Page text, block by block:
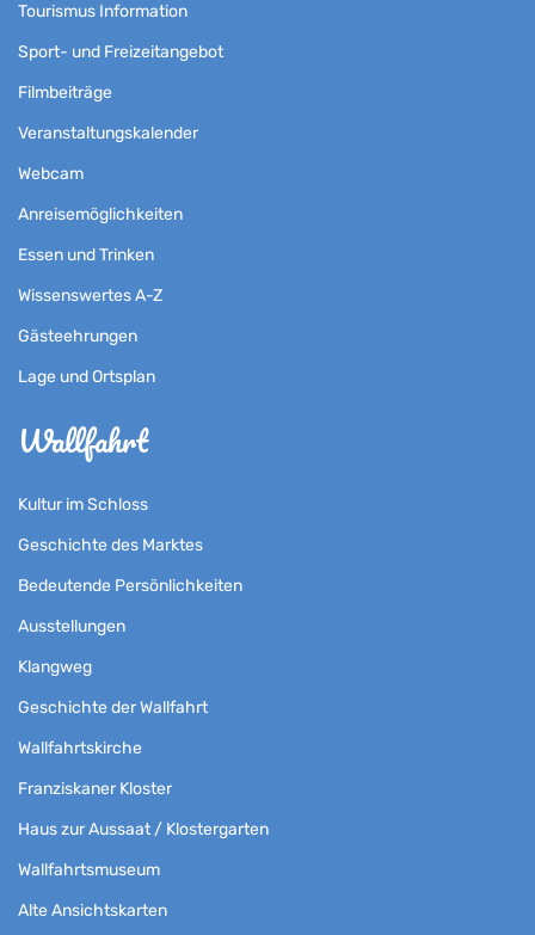
Tourismus Information
Sport- und Freizeitangebot
Filmbeiträge
Veranstaltungskalender
Webcam
Anreisemöglichkeiten
Essen und Trinken
Wissenswertes A-Z
Gästeehrungen
Lage und Ortsplan
Wallfahrt
Kultur im Schloss
Geschichte des Marktes
Bedeutende Persönlichkeiten
Ausstellungen
Klangweg
Geschichte der Wallfahrt
Wallfahrtskirche
Franziskaner Kloster
Haus zur Aussaat / Klostergarten
Wallfahrtsmuseum
Alte Ansichtskarten